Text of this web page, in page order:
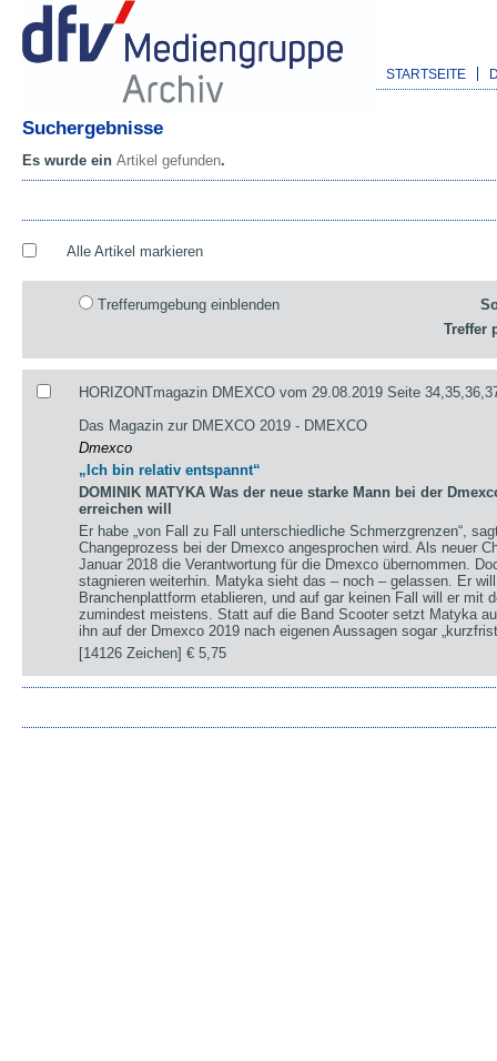
STARTSEITE
Suchergebnisse
Es wurde ein Artikel gefunden.
Alle Artikel markieren
Trefferumgebung einblenden
Treffer
HORIZONTmagazin DMEXCO vom 29.08.2019 Seite
Das Magazin zur DMEXCO 2019 - DMEXCO
Dmexco
„Ich bin relativ entspannt“
DOMINIK MATYKA Was der neue starke Mann bei der
erreichen will
Er habe „von Fall zu Fall unterschiedliche Schmerzgrenzen“,
Changeprozess bei der Dmexco angesprochen wird. Als neuer
Januar 2018 die Verantwortung für die Dmexco übernommen.
stagnieren weiterhin. Matyka sieht das – noch – gelassen. Er
Branchenplattform etablieren, und auf gar keinen Fall will er mit
zumindest meistens. Statt auf die Band Scooter setzt Matyka
ihn auf der Dmexco 2019 nach eigenen Aussagen sogar
[14126 Zeichen]€ 5,75